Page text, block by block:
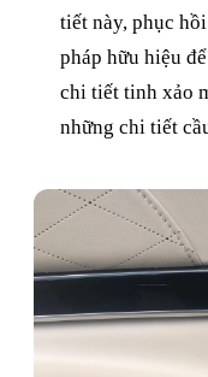
tiết này, phục
pháp hữu hiệu
chi tiết tinh xảo
những chi tiết